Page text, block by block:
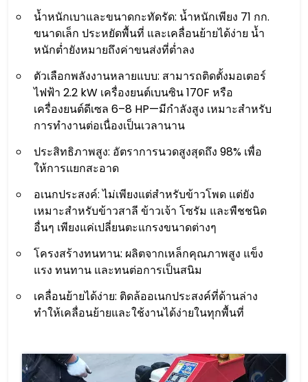
น้ำหนักเบาและขนาดกะทัดรัด: น้ำหนักเพียง 71 กก.
ขนาดเล็ก ประหยัดพื้นที่ และเคลื่อนย้ายได้ง่าย น้ำ
หนักต่ำยังหมายถึงค่าขนส่งที่ต่ำลง
ตัวเลือกพลังงานหลายแบบ: สามารถติดตั้งมอเตอร์
ไฟฟ้า 2.2 kW เครื่องยนต์เบนซิน 170F หรือ
เครื่องยนต์ดีเซล 6–8 HP—มีกำลังสูง เหมาะสำหรับ
การทำงานต่อเนื่องเป็นเวลานาน
ประสิทธิภาพสูง: อัตราการนวดสูงสุดถึง 98% เพื่อ
ให้การแยกสะอาด
อเนกประสงค์: ไม่เพียงแต่สำหรับข้าวโพด แต่ยัง
เหมาะสำหรับข้าวสาลี ข้าวเจ้า โซรัม และพืชชนิด
อื่นๆ เพียงแค่เปลี่ยนตะแกรงขนาดต่างๆ
โครงสร้างทนทาน: ผลิตจากเหล็กคุณภาพสูง แข็ง
แรง ทนทาน และทนต่อการเป็นสนิม
เคลื่อนย้ายได้ง่าย: ติดล้ออเนกประสงค์ที่ด้านล่าง
ทำให้เคลื่อนย้ายและใช้งานได้ง่ายในทุกพื้นที่